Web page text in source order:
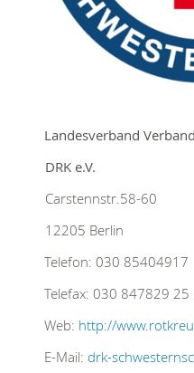
Landesverband
DRK e.V.
Carstennstr.58-60
12205 Berlin
Telefon: 030 85404917
Telefax: 030 847829 25
Web: http://
E-Mail: drk-